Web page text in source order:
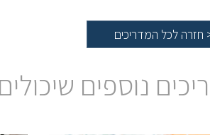
חזרה לכל המדריכים
נוספים